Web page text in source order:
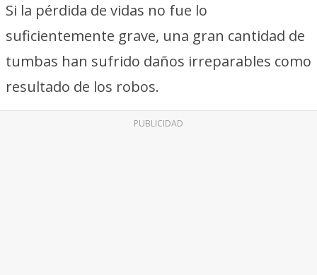
Si la pérdida de vidas no fue lo
suficientemente grave, una gran cantidad de
tumbas han sufrido daños irreparables como
resultado de los robos.
PUBLICIDAD